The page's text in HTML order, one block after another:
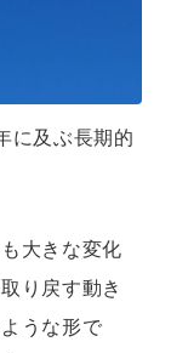
に及ぶ長期的
大きな変化
り戻す動き
うな形で